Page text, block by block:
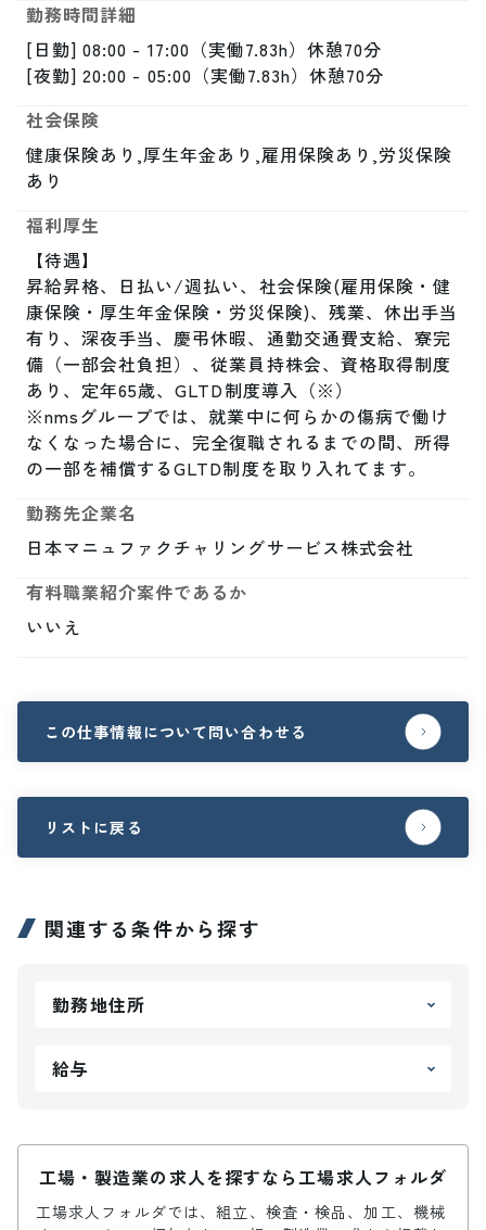
勤務時間詳細
[日勤] 08:00 - 17:00（実働7.83h）休憩70分
[夜勤] 20:00 - 05:00（実働7.83h）休憩70分
社会保険
健康保険あり,厚生年金あり,雇用保険あり,労災保険
あり
福利厚生
【待遇】
昇給昇格、日払い/週払い、社会保険(雇用保険・健
康保険・厚生年金保険・労災保険)、残業、休出手当
有り、深夜手当、慶弔休暇、通勤交通費支給、寮完
備（一部会社負担）、従業員持株会、資格取得制度
あり、定年65歳、GLTD制度導入（※）
※nmsグループでは、就業中に何らかの傷病で働け
なくなった場合に、完全復職されるまでの間、所得
の一部を補償するGLTD制度を取り入れてます。
勤務先企業名
日本マニュファクチャリングサービス株式会社
有料職業紹介案件であるか
いいえ
この仕事情報について問い合わせる
リストに戻る
関連する条件から探す
勤務地住所
給与
工場・製造業の求人を探すなら工場求人フォルダ
工場求人フォルダでは、組立、検査・検品、加工、機械